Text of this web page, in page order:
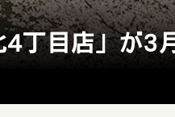
丁目店」が3